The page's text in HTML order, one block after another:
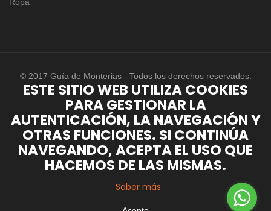
Ropa
© 2017 Guía de Monterias - Todos los derechos reservados.
ESTE SITIO WEB UTILIZA COOKIES
PARA GESTIONAR LA
AUTENTICACIÓN, LA NAVEGACIÓN Y
OTRAS FUNCIONES. SI CONTINÚA
NAVEGANDO, ACEPTA EL USO QUE
HACEMOS DE LAS MISMAS.
Saber más